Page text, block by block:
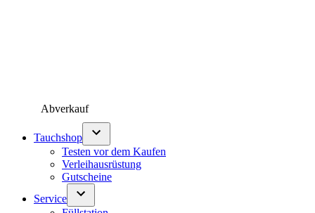
Abverkauf
Tauchshop
Testen vor dem Kaufen
Verleihausrüstung
Gutscheine
Service